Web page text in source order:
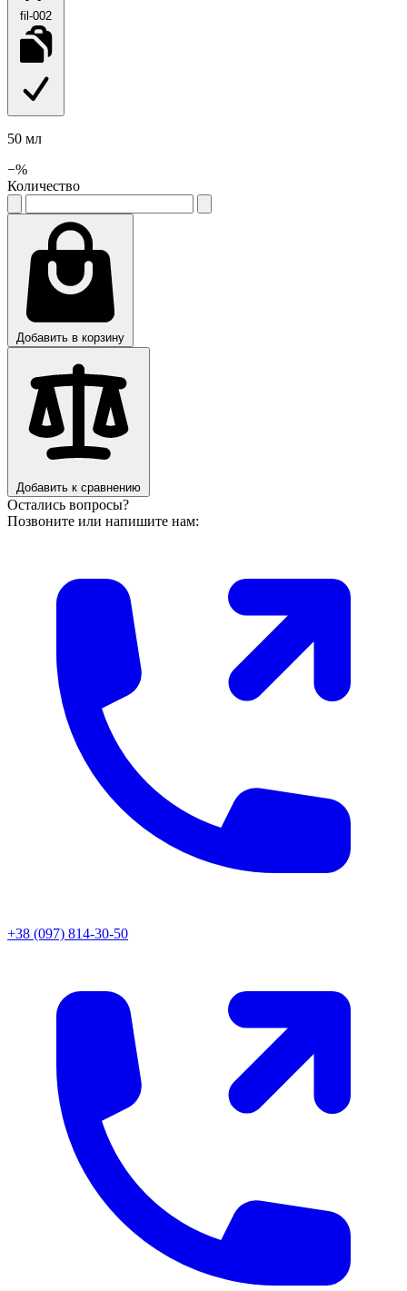
fil-002
50 мл
−%
Количество
Добавить в корзину
Добавить к сравнению
Остались вопросы?
Позвоните или напишите нам:
+38 (097) 814-30-50